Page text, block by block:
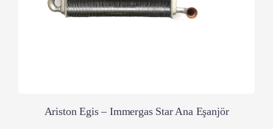
Ariston Egis – Immergas Star Ana Eşanjör